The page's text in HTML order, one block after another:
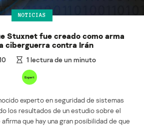
NOTICIAS
Stuxnet fue creado como arma
ciberguerra contra Irán
1 lectura de un minuto
experto en seguridad de sistemas
los resultados de un estudio sobre el
que hay una gran posibilidad de que